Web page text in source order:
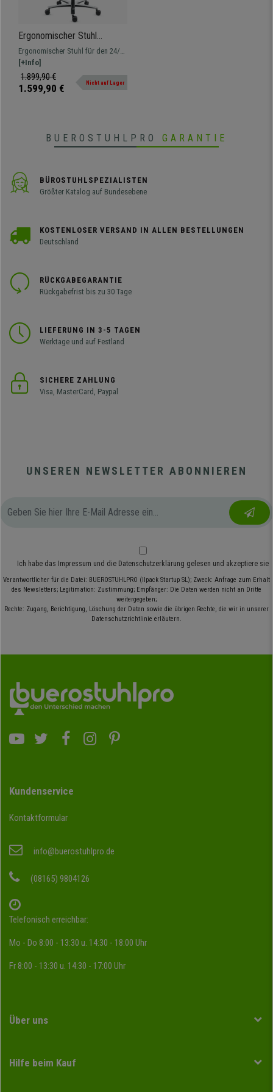
Ergonomischer Stuhl
KRATOS, maximaler
Komfort, zertifizierte 24h
Nutzung, Stoff Schwarz
Ergonomischer Stuhl für den 24/7-
Einsatz zertifiziert. Maximale
Leistung, Qualität und Haltbarkeit,
perfekt für den intensiven
[+Info]
1.899,90 €
1.599,90 € Nicht auf Lager
BUEROSTUHLPRO GARANTIE
BÜROSTUHLSPEZIALISTEN
Größter Katalog auf Bundesebene
KOSTENLOSER VERSAND IN ALLEN BESTELLUNGEN
Deutschland
RÜCKGABEGARANTIE
Rückgabefrist bis zu 30 Tage
LIEFERUNG IN 3-5 TAGEN
Werktage und auf Festland
SICHERE ZAHLUNG
Visa, MasterCard, Paypal
UNSEREN NEWSLETTER ABONNIEREN
Ich habe das Impressum und die Datenschutzerklärung gelesen und akzeptiere sie
Verantwortlicher für die Datei: BUEROSTUHLPRO (Ilpack Startup SL); Zweck: Anfrage zum Erhalt
des Newsletters; Legitimation: Zustimmung; Empfänger: Die Daten werden nicht an Dritte
weitergegeben;
Rechte: Zugang, Berichtigung, Löschung der Daten sowie die übrigen Rechte, die wir in unserer
Datenschutzrichtlinie erläutern.
Kundenservice
Kontaktformular
info@buerostuhlpro.de
(08165) 9804126
Telefonisch erreichbar:
Mo - Do 8:00 - 13:30 u. 14:30 - 18:00 Uhr
Fr 8:00 - 13:30 u. 14:30 - 17:00 Uhr
Über uns
Hilfe beim Kauf